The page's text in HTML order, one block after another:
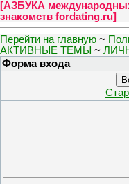
[АЗБУКА
знакомств fordating.ru]
Перейти на главную ~
АКТИВНЫЕ ТЕМЫ ~
Форма входа